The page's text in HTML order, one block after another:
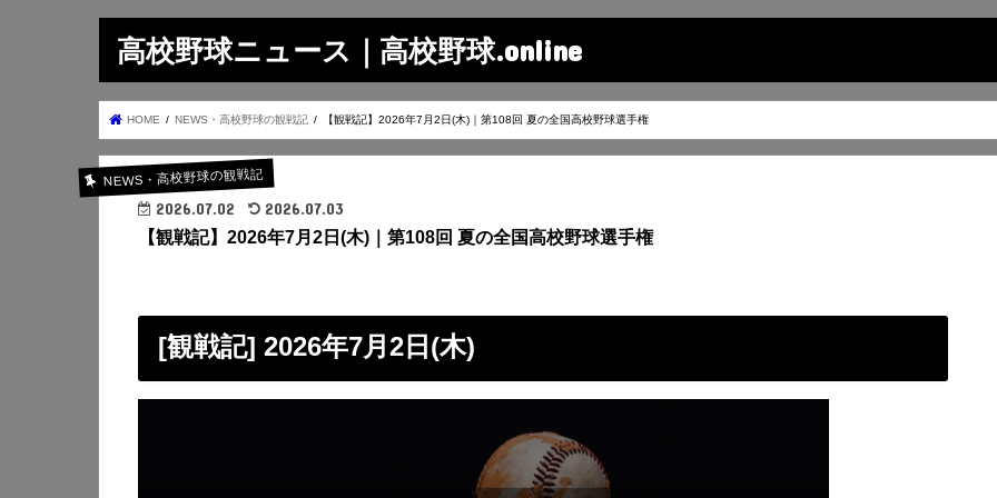
高校野球ニュース｜高校野球.online
HOME NEWS・高校野球の観戦記 【観戦記】2026年7月2日(木)｜第108回 夏の全国高校野球選手権
NEWS・高校野球の観戦記
2026.07.02 2026.07.03
【観戦記】2026年7月2日(木)｜第108回 夏の全国高校野球選手権
[観戦記] 2026年7月2日(木)